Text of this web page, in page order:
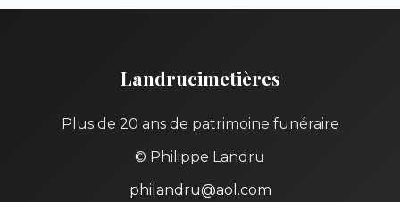
Landrucimetières
Plus de 20 ans de patrimoine funéraire
© Philippe Landru
philandru@aol.com